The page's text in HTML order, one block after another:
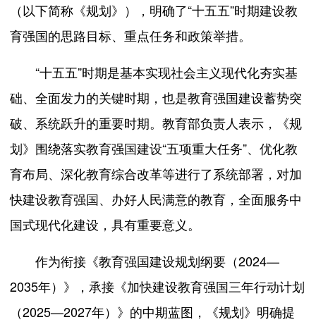
（以下简称《规划》），明确了“十五五”时期建设教
育强国的思路目标、重点任务和政策举措。
“十五五”时期是基本实现社会主义现代化夯实基
础、全面发力的关键时期，也是教育强国建设蓄势突
破、系统跃升的重要时期。教育部负责人表示，《规
划》围绕落实教育强国建设“五项重大任务”、优化教
育布局、深化教育综合改革等进行了系统部署，对加
快建设教育强国、办好人民满意的教育，全面服务中
国式现代化建设，具有重要意义。
作为衔接《教育强国建设规划纲要（2024—
2035年）》，承接《加快建设教育强国三年行动计划
（2025—2027年）》的中期蓝图，《规划》明确提